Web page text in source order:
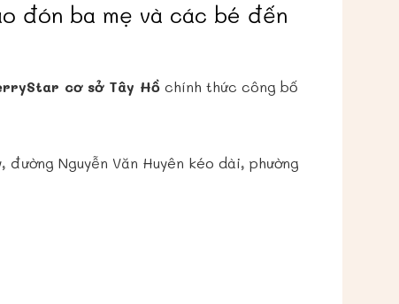
đón ba mẹ và các bé đến
cơ sở Tây Hồ chính thức công bố
Nguyễn Văn Huyên kéo dài, phường